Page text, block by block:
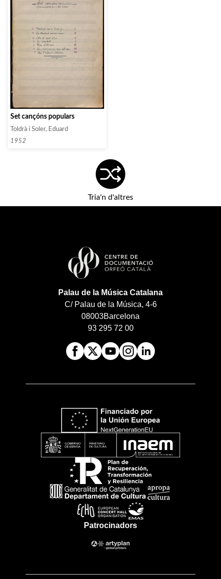
Set cançóns populars
Toldrà i Soler, Eduard
1952
Tria'n d'altres
Palau de la Música Catalana
C/ Palau de la Música, 4-6
08003Barcelona
93 295 72 00
Patrocinadors